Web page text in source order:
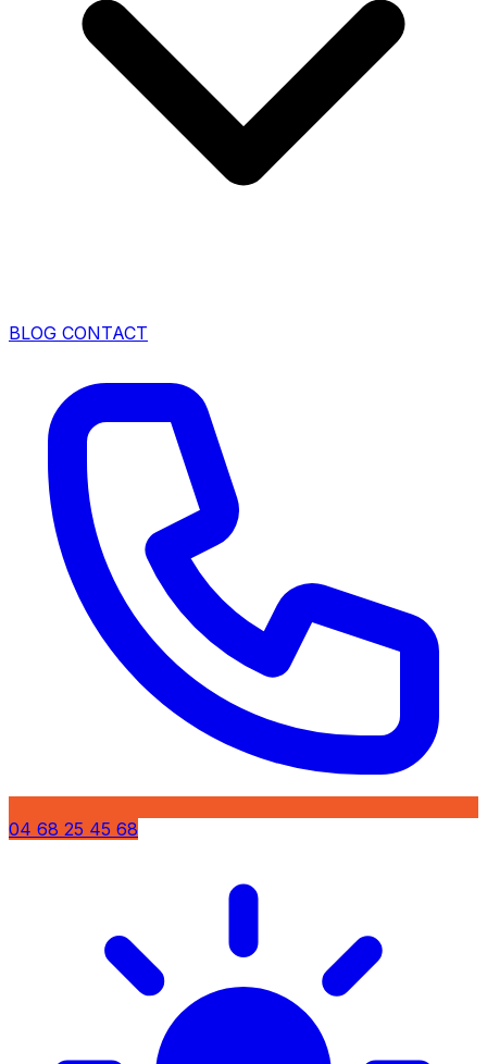
BLOG CONTACT
04 68 25 45 68